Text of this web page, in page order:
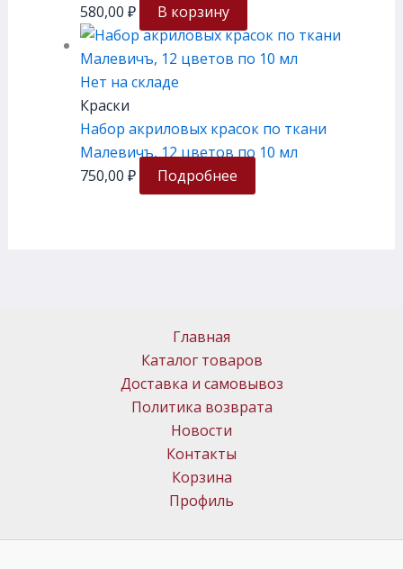
580,00 ₽ В корзину
Нет на складе
Краски
Набор акриловых красок по ткани
Малевичъ, 12 цветов по 10 мл
750,00 ₽ Подробнее
Главная
Каталог товаров
Доставка и самовывоз
Политика возврата
Новости
Контакты
Корзина
Профиль